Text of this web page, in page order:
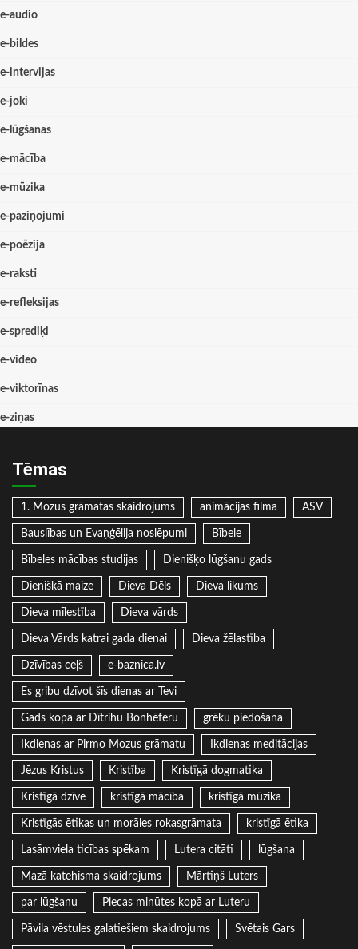
e-audio
e-bildes
e-intervijas
e-joki
e-lūgšanas
e-mācība
e-mūzika
e-paziņojumi
e-poēzija
e-raksti
e-refleksijas
e-sprediķi
e-video
e-viktorīnas
e-ziņas
Tēmas
1. Mozus grāmatas skaidrojums animācijas filma ASV
Bauslības un Evaņģēlija noslēpumi Bībele
Bībeles mācības studijas Dienišķo lūgšanu gads
Dienišķā maize Dieva Dēls Dieva likums
Dieva mīlestība Dieva vārds
Dieva Vārds katrai gada dienai Dieva žēlastība
Dzīvības ceļš e-baznica.lv
Es gribu dzīvot šīs dienas ar Tevi
Gads kopa ar Dītrihu Bonhēferu grēku piedošana
Ikdienas ar Pirmo Mozus grāmatu Ikdienas meditācijas
Jēzus Kristus Kristība Kristīgā dogmatika
Kristīgā dzīve kristīgā mācība kristīgā mūzika
Kristīgās ētikas un morāles rokasgrāmata kristīgā ētika
Lasāmviela ticības spēkam Lutera citāti lūgšana
Mazā katehisma skaidrojums Mārtiņš Luters
par lūgšanu Piecas minūtes kopā ar Luteru
Pāvila vēstules galatiešiem skaidrojums Svētais Gars